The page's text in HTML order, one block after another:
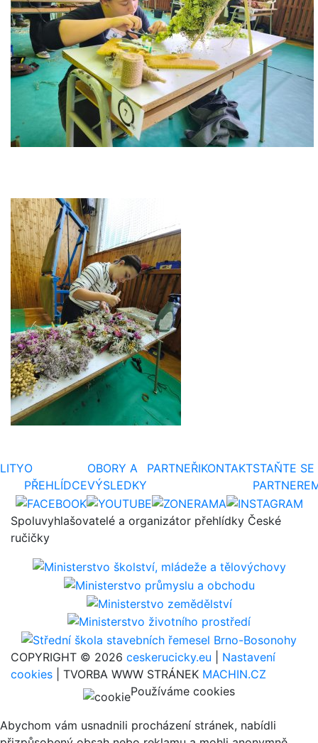
O
PŘEHLÍDCE
OBORY A
VÝSLEDKY
PARTNEŘIKONTAKTSTAŇTE SE
Spoluvyhlašovatelé a organizátor přehlídky České
ručičky
COPYRIGHT © 2026 ceskerucicky.eu
Nastavení
cookies | TVORBA WWW STRÁNEK MACHIN.CZ
Používáme cookies
Abychom vám usnadnili procházení stránek, nabídli